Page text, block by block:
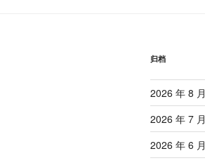
归档
2026 年 8 月
2026 年 7 月
2026 年 6 月